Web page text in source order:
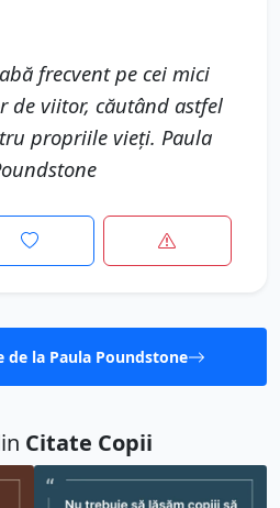
frecvent pe cei mici
de viitor, căutând astfel
propriile vieți. Paula
la Paula Poundstone
Citate Copii